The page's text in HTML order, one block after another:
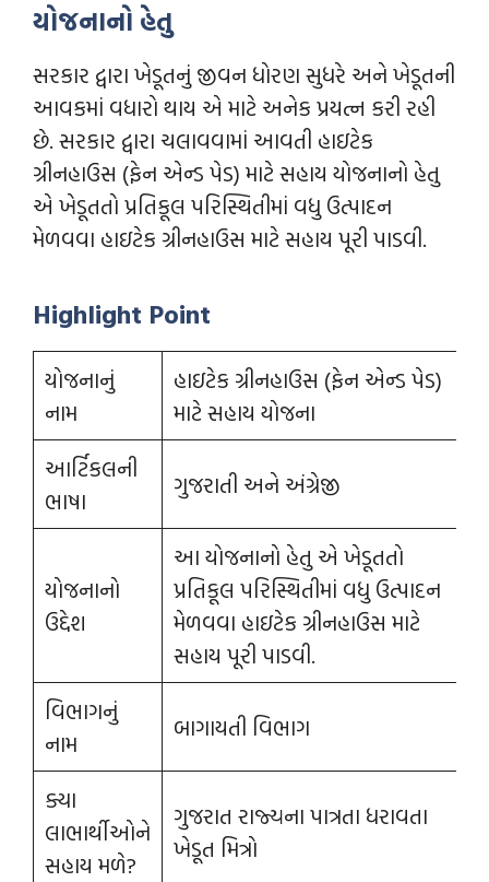
યોજનાનો હેતુ
સરકાર દ્વારા ખેડૂતનું જીવન ધોરણ સુધરે અને ખેડૂતની
આવકમાં વધારો થાય એ માટે અનેક પ્રયત્ન કરી રહી
છે. સરકાર દ્વારા ચલાવવામાં આવતી હાઇટેક
ગ્રીનહાઉસ (ફેન એન્ડ પેડ) માટે સહાય યોજનાનો હેતુ
એ ખેડૂતતો પ્રતિકૂલ પરિસ્થિતીમાં વધુ ઉત્પાદન
મેળવવા હાઇટેક ગ્રીનહાઉસ માટે સહાય પૂરી પાડવી.
Highlight Point
યોજનાનું
નામ
હાઇટેક ગ્રીનહાઉસ (ફેન એન્ડ પેડ)
માટે સહાય યોજના
આર્ટિકલની
ભાષા
ગુજરાતી અને અંગ્રેજી
યોજનાનો
ઉદ્દેશ
આ યોજનાનો હેતુ એ ખેડૂતતો
પ્રતિકૂલ પરિસ્થિતીમાં વધુ ઉત્પાદન
મેળવવા હાઇટેક ગ્રીનહાઉસ માટે
સહાય પૂરી પાડવી.
વિભાગનું
નામ
બાગાયતી વિભાગ
ક્યા
લાભાર્થીઓને
સહાય મળે?
ગુજરાત રાજ્યના પાત્રતા ધરાવતા
ખેડૂત મિત્રો